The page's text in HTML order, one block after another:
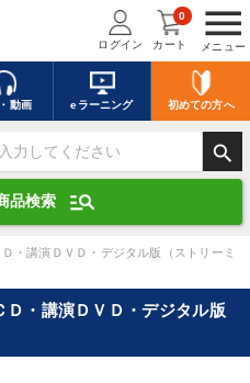
menu
メニュー
ログイン カート
0
動画 eラーニング 初めての方へ
search
品検索 manage_search
に表示する
条件で検索
・講演ＤＶＤ・デジタル版（ストリーミ
・講演ＤＶＤ・デジタル版